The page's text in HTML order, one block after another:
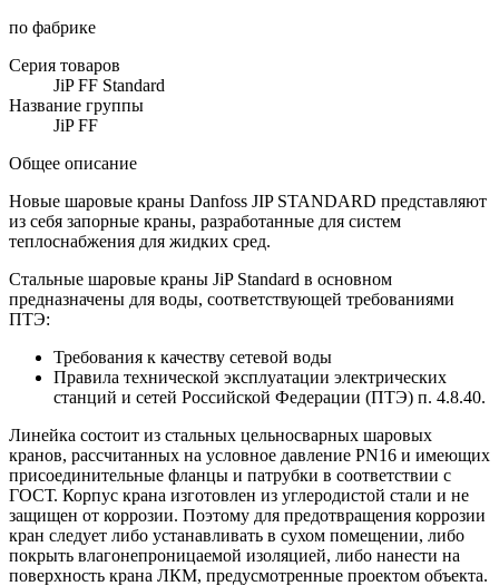
по фабрике
Серия товаров
JiP FF Standard
Название группы
JiP FF
Общее описание
Новые шаровые краны Danfoss JIP STANDARD представляют
из себя запорные краны, разработанные для систем
теплоснабжения для жидких сред.
Стальные шаровые краны JiP Standard в основном
предназначены для воды, соответствующей требованиями
ПТЭ:
Требования к качеству сетевой воды
Правила технической эксплуатации электрических
станций и сетей Российской Федерации (ПТЭ) п. 4.8.40.
Линейка состоит из стальных цельносварных шаровых
кранов, рассчитанных на условное давление PN16 и имеющих
присоединительные фланцы и патрубки в соответствии с
ГОСТ. Корпус крана изготовлен из углеродистой стали и не
защищен от коррозии. Поэтому для предотвращения коррозии
кран следует либо устанавливать в сухом помещении, либо
покрыть влагонепроницаемой изоляцией, либо нанести на
поверхность крана ЛКМ, предусмотренные проектом объекта.